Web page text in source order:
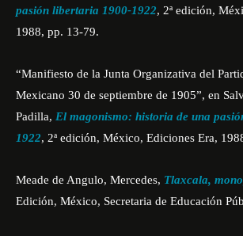
pasión libertaria 1900-1922, 2ª edición,
1988, pp. 13-79.
“Manifiesto de la Junta Organizativa del
Mexicano 30 de septiembre de 1905”, en
Padilla, El magonismo: historia de una
1922, 2ª edición, México, Ediciones Era,
Meade de Angulo, Mercedes, Tlaxcala,
Edición, México, Secretaria de Educación